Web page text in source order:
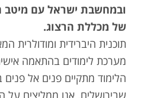
ובמחשבת ישראל עם מיטב
של מכללת הרצוג.
תוכנית היברידית ומודולרית
מערכת לימודים בהתאמה
הלימוד מתקיים פנים אל
שבירושלים. אנו ממליצים על